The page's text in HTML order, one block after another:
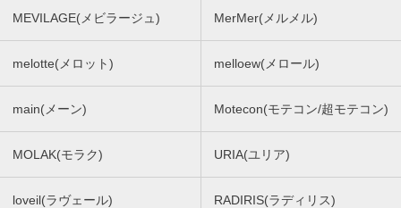
MEVILAGE(メビラージュ) MerMer(メルメル)
melotte(メロット) melloew(メロール)
main(メーン) Motecon(モテコン/超モテコン)
MOLAK(モラク) URIA(ユリア)
loveil(ラヴェール) RADIRIS(ラディリス)